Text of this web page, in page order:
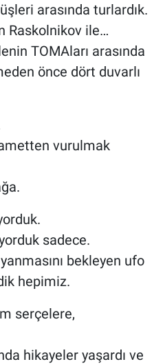
arasında turlardık.
Raskolnikov ile…
TOMAları arasında
önce dört duvarlı
vurulmak
sadece.
bekleyen ufo
hepimiz.
serçelere,
hikayeler yaşardı ve